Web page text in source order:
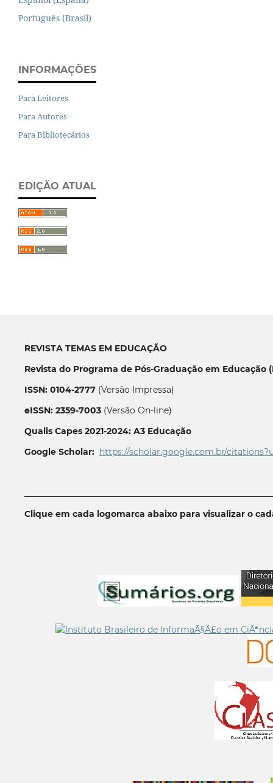
Português (Brasil)
INFORMAÇÕES
Para Leitores
Para Autores
Para Bibliotecários
EDIÇÃO ATUAL
REVISTA TEMAS EM EDUCAÇÃO
Revista do Programa de Pós-Graduação em Educação
ISSN: 0104-2777(Versão Impressa)
eISSN: 2359-7003(Versão On-line)
Qualis Capes 2021-2024: A3 Educação
Google Scholar: https://scholar.google.com.br/
Clique em cada logomarca abaixo para visualizar o